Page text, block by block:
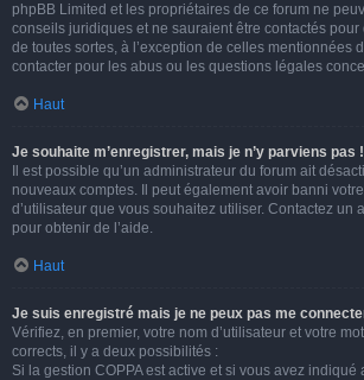
phpBB Limited et les propriétaires de ce forum ne
conseils juridiques et ne sauraient être contactés
de toutes sortes, à l’exception de celles mentionnées
contacter pour les abus ou les questions légales
Haut
Je souhaite m’enregistrer, mais je n’y parviens pas !
Il est possible qu’un administrateur du forum ait
nouveaux comptes. Il peut également avoir banni
d’utilisateur que vous souhaitez utiliser. Contactez un
pour obtenir de l’aide.
Haut
Je suis enregistré mais je ne peux pas me
Vérifiez, en premier, votre nom d’utilisateur et votre
corrects, il y a deux possibilités :
Si la gestion COPPA est active et si vous avez